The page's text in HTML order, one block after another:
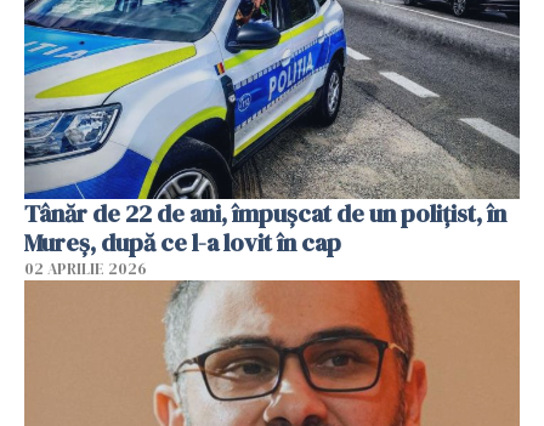
Tânăr de 22 de ani, împușcat de un polițist, în
Mureș, după ce l-a lovit în cap
02 APRILIE 2026